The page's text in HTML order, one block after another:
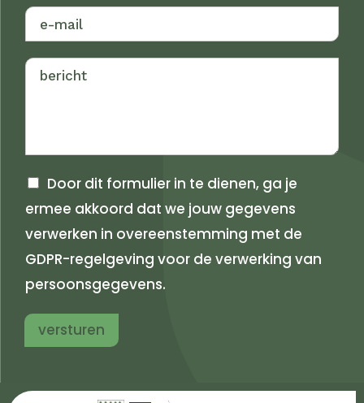
o
n
m
Door dit formulier in te dienen, ga je
ermee akkoord dat we jouw gegevens
verwerken in overeenstemming met de
GDPR-regelgeving voor de verwerking van
persoonsgegevens.
versturen